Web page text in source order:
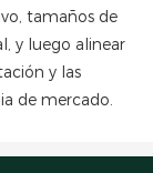
tamaños de
y luego alinear
y las
de mercado.